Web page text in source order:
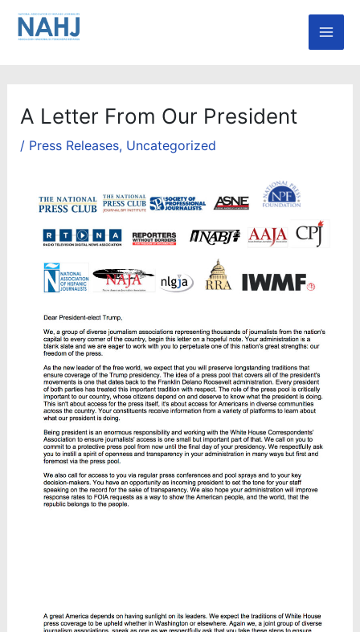
Skip
A Letter From Our President
/ Press Releases, Uncategorized